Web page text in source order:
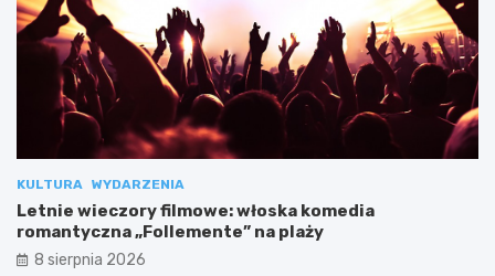
KULTURA WYDARZENIA
Letnie wieczory filmowe: włoska komedia
romantyczna „Follemente” na plaży
8 sierpnia 2026